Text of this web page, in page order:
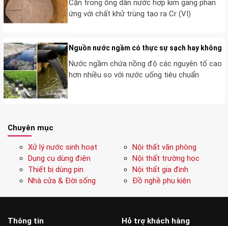
Cặn trong ống dẫn nước hợp kim gang phản
ứng với chất khử trùng tạo ra Cr (VI)
Nguồn nước ngầm có thực sự sạch hay không
Nước ngầm chứa nồng độ các nguyên tố cao
hơn nhiều so với nước uống tiêu chuẩn
Chuyên mục
Xử lý nước sinh hoạt
Dụng cụ dùng điện
Thiết bị dùng pin
Nhà cửa & Đời sống
Nội thất văn phòng
Nội thất trường học
Nội thất gia đình
Đồ nghề phụ kiện
Thông tin Hỗ trợ khách hàng